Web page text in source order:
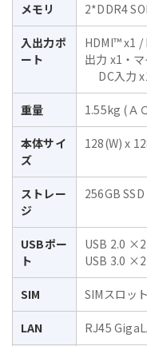
メモリ 2*DDR4
入出力ポ
ート
HDMI™ x1 /
出力 x1・
DC入力
重量 1.55kg (Ａ
本体サイ
ズ
128(W) x
ストレー
ジ
256GB SSD
USBポー
ト
USB 2.0 ×2
USB 3.0 ×2
SIM SIMスロッ
LAN RJ45